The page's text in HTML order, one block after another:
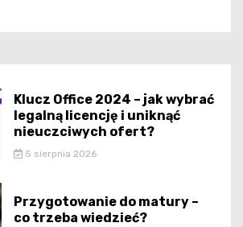
Klucz Office 2024 – jak wybrać
legalną licencję i uniknąć
nieuczciwych ofert?
5 sierpnia 2026
Przygotowanie do matury –
co trzeba wiedzieć?